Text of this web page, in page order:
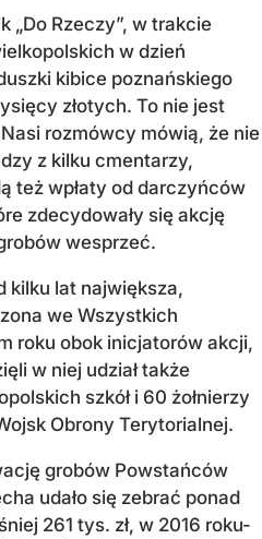
„Do Rzeczy”, w trakcie
w dzień
kibice poznańskiego
złotych. To nie jest
rozmówcy mówią, że nie
z kilku cmentarzy,
też wpłaty od darczyńców
zdecydowały się akcję
wesprzeć.
kilku lat największa,
we Wszystkich
roku obok inicjatorów akcji,
w niej udział także
szkół i 60 żołnierzy
Obrony Terytorialnej.
grobów Powstańców
udało się zebrać ponad
261 tys. zł, w 2016 roku-